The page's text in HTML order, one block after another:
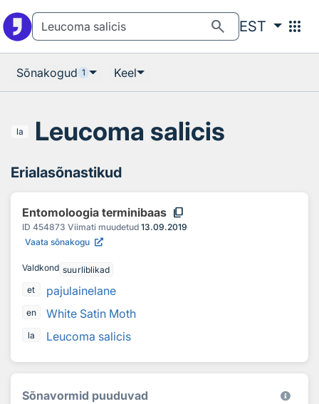
search EST apps
Sõnakogud 1 Keel
la Leucoma salicis
Erialasõnastikud
Entomoloogia terminibaas content_copy
ID 454873 Viimati muudetud 13.09.2019
Vaata sõnakogu
Valdkond suurliblikad
et
pajulainelane
en White Satin Moth
la Leucoma salicis
Sõnavormid puuduvad